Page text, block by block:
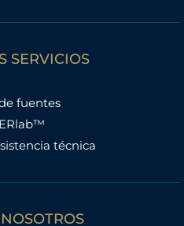
SERVICIOS
fuentes
técnica